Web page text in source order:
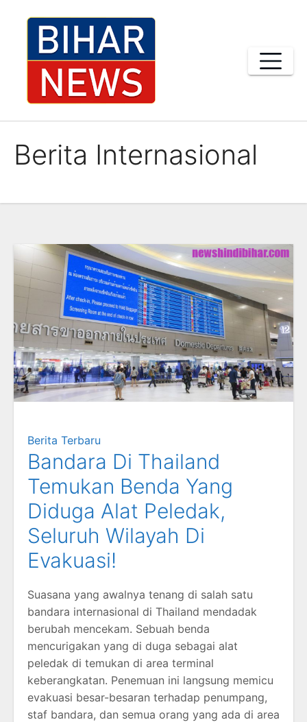
Berita Internasional
Berita Terbaru
Bandara Di Thailand
Temukan Benda Yang
Diduga Alat Peledak,
Seluruh Wilayah Di
Evakuasi!
Suasana yang awalnya tenang di salah satu
bandara internasional di Thailand mendadak
berubah mencekam. Sebuah benda
mencurigakan yang di duga sebagai alat
peledak di temukan di area terminal
keberangkatan. Penemuan ini langsung memicu
evakuasi besar-besaran terhadap penumpang,
staf bandara, dan semua orang yang ada di area